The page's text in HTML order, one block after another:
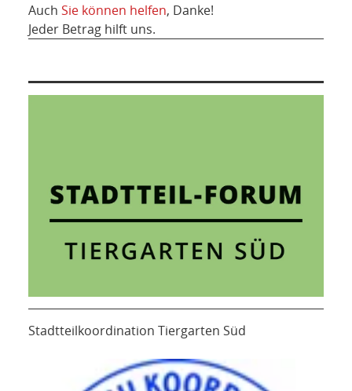
Auch Sie können helfen, Danke!
Jeder Betrag hilft uns.
Stadtteilkoordination Tiergarten Süd